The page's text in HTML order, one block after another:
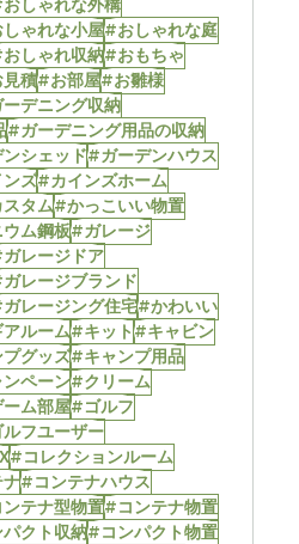
しゃれな外構
ゃれな小屋#おしゃれな庭
しゃれ収納#おもちゃ
積#お部屋#お雛様
デニング収納
#ガーデニング用品の収納
シェッド#ガーデンハウス
ズ#カインズホーム
タム#かっこいい物置
ム鋼板#ガレージ
レージドア
レージブランド
レージング住宅#かわいい
ルーム#キット#キャビン
グッズ#キャンプ用品
ペーン#クリーム
ム部屋#ゴルフ
フユーザー
#コレクションルーム
#コンテナハウス
テナ型物置#コンテナ物置
クト収納#コンパクト物置